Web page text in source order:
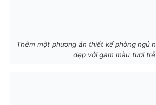
Thêm một phương án thiết kế phòng ngủ
đẹp với gam màu tươi trẻ